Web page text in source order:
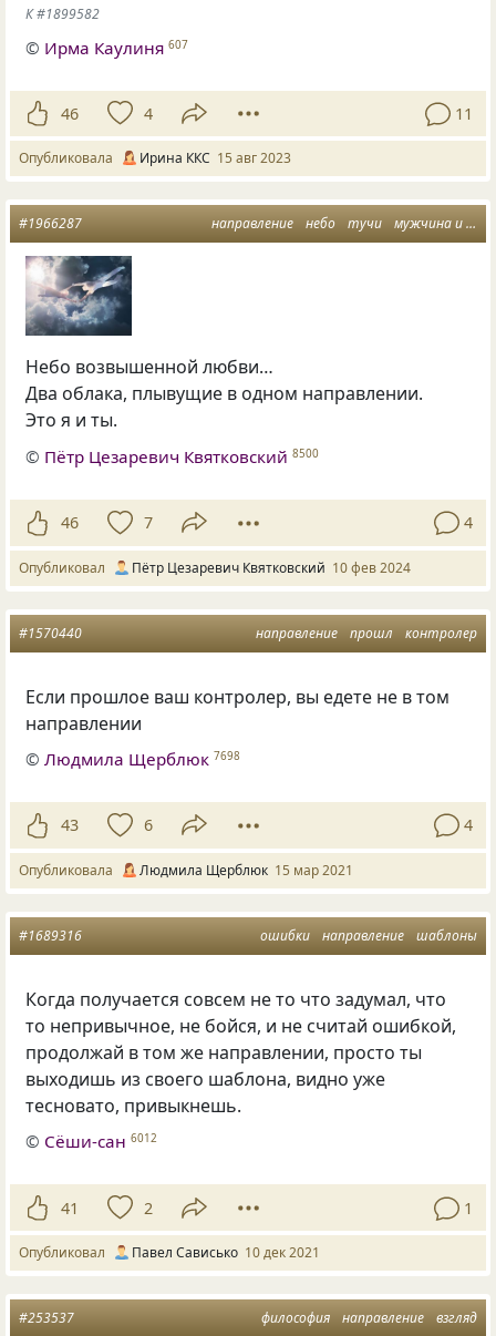
К #1899582
© Ирма Каулиня 607
46 4 11
Опубликовала Ирина ККС 15 авг 2023
направление небо тучи мужчина и женщина
#1966287
Небо возвышенной любви…
Два облака, плывущие в одном направлении.
Это я и ты.
© Пётр Цезаревич Квятковский 8500
46 7 4
Опубликовал Пётр Цезаревич Квятковский 10 фев 2024
направление прошл контролер
#1570440
Если прошлое ваш контролер, вы едете не в том
направлении
©Людмила Щерблюк 7698
43 6 4
Опубликовала Людмила Щерблюк 15 мар 2021
ошибки направление шаблоны
#1689316
Когда получается совсем не то что задумал, что
то непривычное, не бойся, и не считай ошибкой,
продолжай в том же направлении, просто ты
выходишь из своего шаблона, видно уже
тесновато, привыкнешь.
© Сёши-сан 6012
41 2 1
Опубликовал Павел Сависько 10 дек 2021
философия направление взгляд
#253537